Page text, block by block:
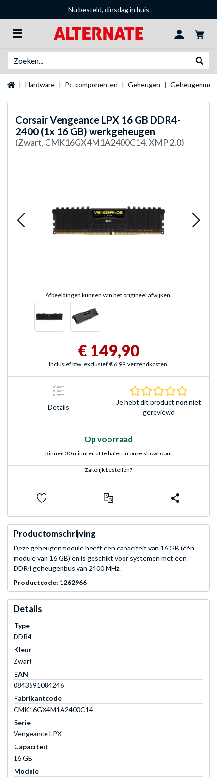
Nu besteld, dinsdag in huis
Startpagina
Hardware Pc-componenten Geheugen
CorsairVengeance LPX 16 GB DDR4-
2400 (1x 16 GB) werkgeheugen
(Zwart, CMK16GX4M1A2400C14, XMP 2.0)
Afbeeldingen kunnen van het origineel afwijken.
€ 149,90
Inclusief btw, exclusief € 6,99 verzendkosten.
Details
Je hebt dit product nog niet
gereviewd
Op voorraad
Binnen 30 minuten af te halen in onze showroom
Zakelijk bestellen?
Productomschrijving
Deze geheugenmodule heeft een capaciteit van 16 GB (één
module van 16 GB) en is geschikt voor systemen met een
DDR4 geheugenbus van 2400 MHz.
Productcode: 1262966
Details
Type
DDR4
Kleur
Zwart
EAN
0843591084246
Fabrikantcode
CMK16GX4M1A2400C14
Serie
Vengeance LPX
Capaciteit
16 GB
Module